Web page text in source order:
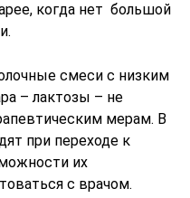
когда нет большой
смеси с низким
– лактозы – не
мерам. В
при переходе к
их
с врачом.